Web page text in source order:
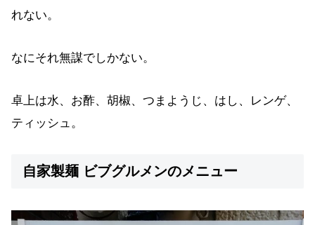
れない。
なにそれ無謀でしかない。
卓上は水、お酢、胡椒、つまようじ、はし、レンゲ、
ティッシュ。
自家製麺 ビブグルメンのメニュー